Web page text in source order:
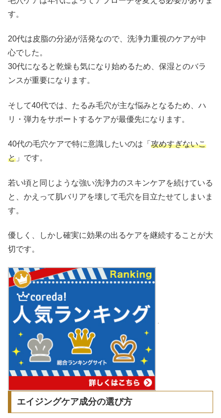
す。
20代は皮脂の分泌が活発なので、洗浄力重視のケアが中
心でした。
30代になると乾燥も気になり始めるため、保湿とのバラ
ンスが重要になります。
そして40代では、たるみ毛穴が主な悩みとなるため、ハ
リ・弾力をサポートするケアが最優先になります。
40代の毛穴ケアで特に意識したいのは「 攻めすぎないこ
と 」です。
若い頃と同じような強い洗浄力のスキンケアを続けている
と、かえって肌バリアを壊して毛穴を目立たせてしまいま
す。
優しく、しかし確実に効果の出るケアを継続することが大
切です。
エイジングケア成分の選び方